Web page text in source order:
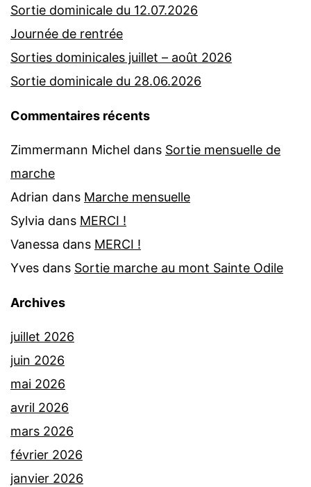
Sortie dominicale du 12.07.2026
Journée de rentrée
Sorties dominicales juillet – août 2026
Sortie dominicale du 28.06.2026
Commentaires récents
Zimmermann Michel dans Sortie mensuelle de
marche
Adrian dans Marche mensuelle
Sylvia dans MERCI !
Vanessa dans MERCI !
Yves dans Sortie marche au mont Sainte Odile
Archives
juillet 2026
juin 2026
mai 2026
avril 2026
mars 2026
février 2026
janvier 2026